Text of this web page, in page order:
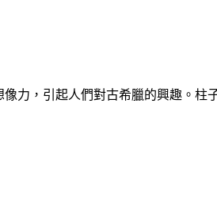
力，引起人們對古希臘的興趣。柱